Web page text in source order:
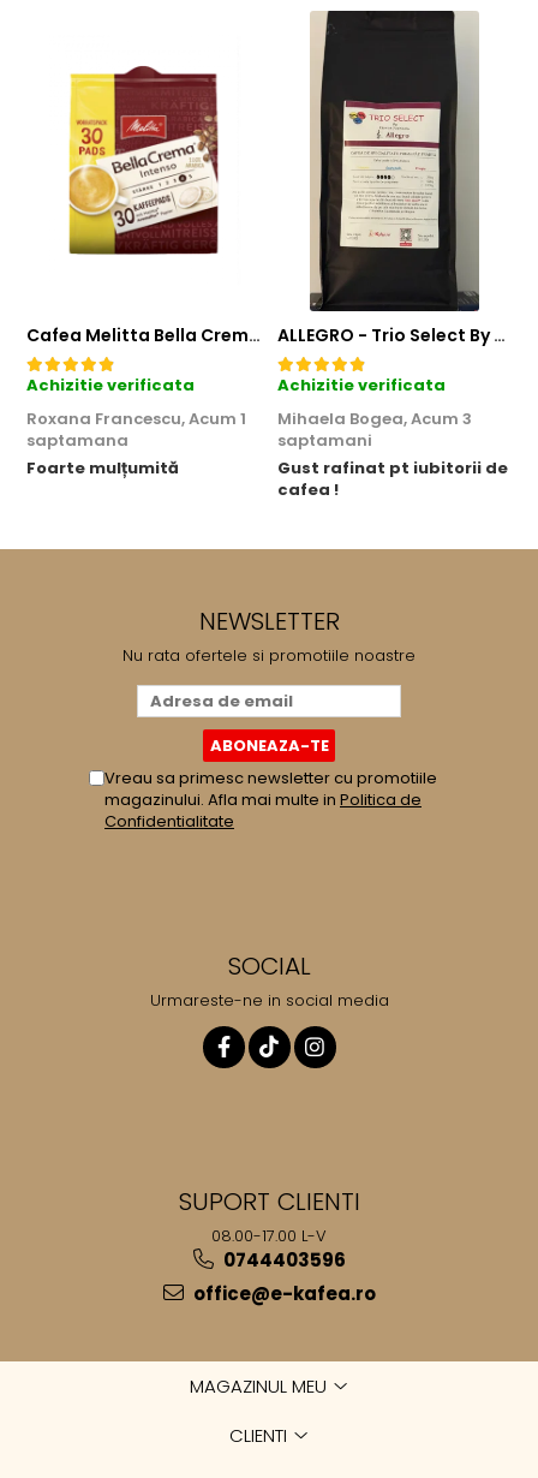
Cafea Melitta Bella Crema Intenso, 30 paduri, compatibile Senseo
Achizitie verificata
Roxana Francescu,Acum 1
saptamana
Foarte mulțumită
ALLEGRO - Trio Select By Razvan Paunescu, 1 kg, 100% Arabica, (Columbia, Guatemala, Etiopia)
Achizitie verificata
Mihaela Bogea,Acum 3
saptamani
Gust rafinat pt iubitorii de
cafea !
NEWSLETTER
Nu rata ofertele si promotiile noastre
Vreau sa primesc newsletter cu promotiile
magazinului. Afla mai multe in Politica de
Confidentialitate
SOCIAL
Urmareste-ne in social media
SUPORT CLIENTI
08.00-17.00 L-V
0744403596
office@e-kafea.ro
MAGAZINUL MEU
CLIENTI